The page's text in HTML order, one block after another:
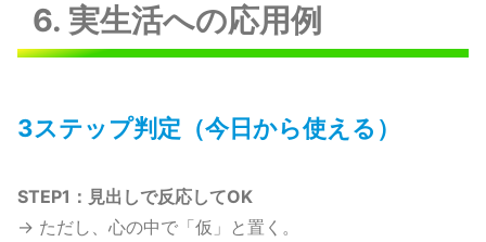
6. 実生活への応用例
3ステップ判定（今日から使える）
STEP1：見出しで反応してOK
→ ただし、心の中で「仮」と置く。